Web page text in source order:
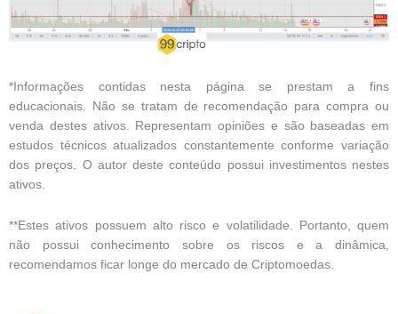
*Informações contidas nesta página se prestam a fins
educacionais. Não se tratam de recomendação para compra ou
venda destes ativos. Representam opiniões e são baseadas em
estudos técnicos atualizados constantemente conforme variação
dos preços. O autor deste conteúdo possui investimentos nestes
ativos.
**Estes ativos possuem alto risco e volatilidade. Portanto, quem
não possui conhecimento sobre os riscos e a dinâmica,
recomendamos ficar longe do mercado de Criptomoedas.